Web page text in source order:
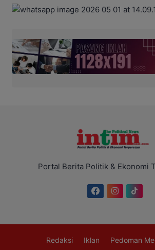
Portal Berita Politik & Ekonomi
Redaksi Iklan Pedoman